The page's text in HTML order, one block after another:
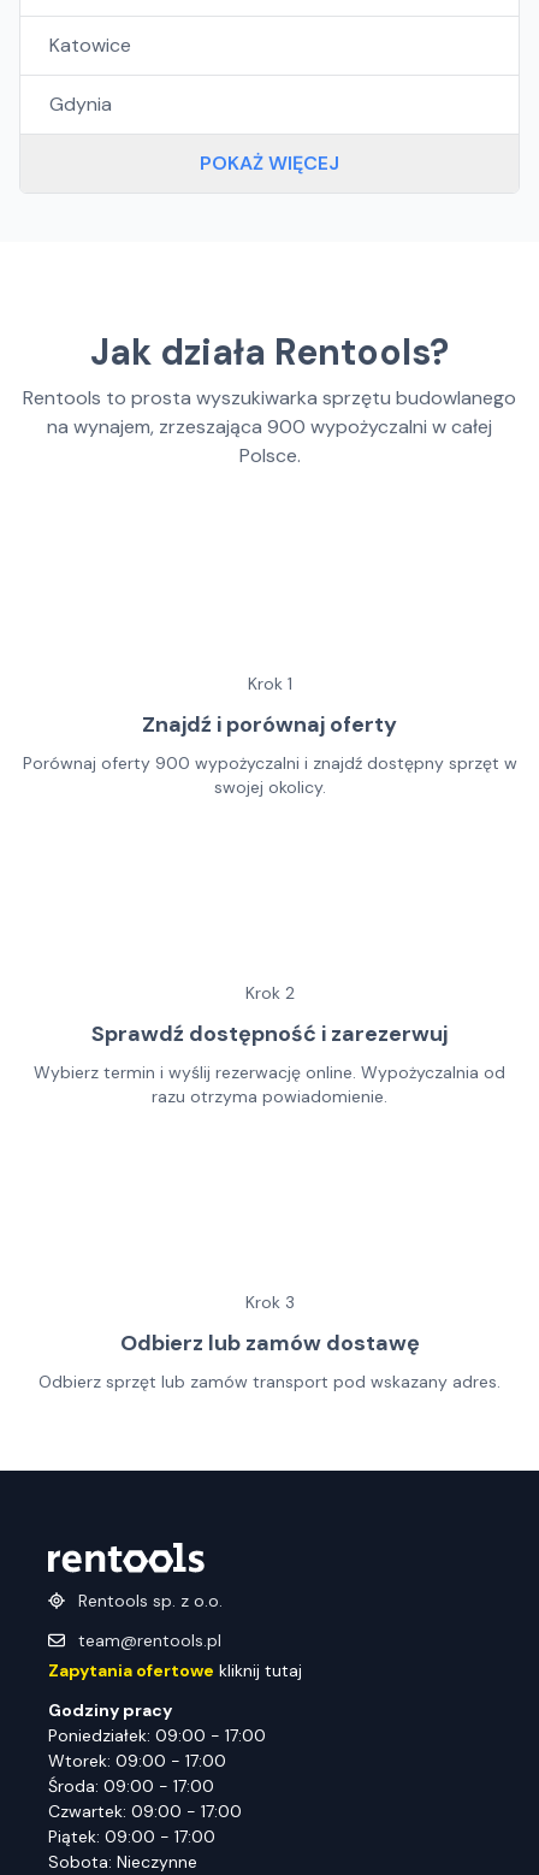
Katowice
Gdynia
POKAŻ WIĘCEJ
Jak działa Rentools?
Rentools to prosta wyszukiwarka sprzętu budowlanego
na wynajem, zrzeszająca 900 wypożyczalni w całej
Polsce.
Krok 1
Znajdź i porównaj oferty
Porównaj oferty 900 wypożyczalni i znajdź dostępny sprzęt w
swojej okolicy.
Krok 2
Sprawdź dostępność i zarezerwuj
Wybierz termin i wyślij rezerwację online. Wypożyczalnia od
razu otrzyma powiadomienie.
Krok 3
Odbierz lub zamów dostawę
Odbierz sprzęt lub zamów transport pod wskazany adres.
Rentools sp. z o.o.
team@rentools.pl
Zapytania ofertowe kliknij tutaj
Godziny pracy
Poniedziałek: 09:00 - 17:00
Wtorek: 09:00 - 17:00
Środa: 09:00 - 17:00
Czwartek: 09:00 - 17:00
Piątek: 09:00 - 17:00
Sobota: Nieczynne